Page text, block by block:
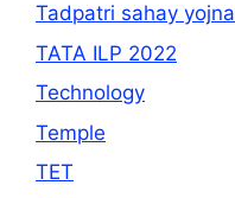
Tadpatri sahay yojna
TATA ILP 2022
Technology
Temple
TET